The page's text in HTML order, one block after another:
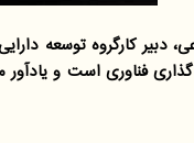
کارگروه توسعه
فناوری است و